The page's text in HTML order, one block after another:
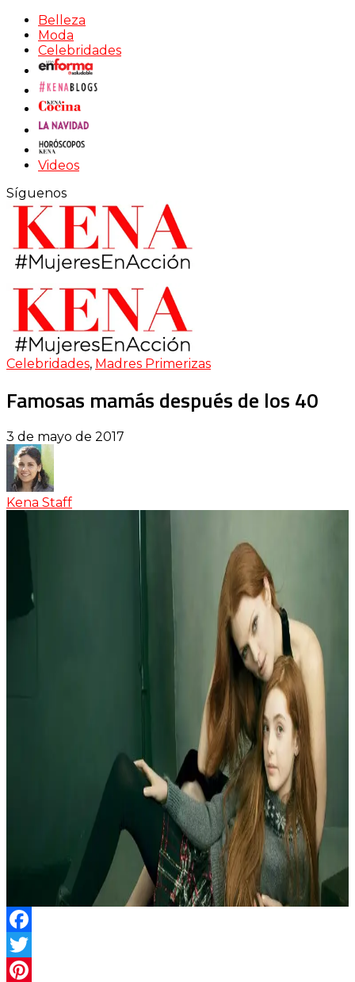
Belleza
Moda
Celebridades
Videos
Síguenos
Celebridades, Madres Primerizas
Famosas mamás después de los 40
3 de mayo de 2017
Kena Staff
Facebook
Twitter